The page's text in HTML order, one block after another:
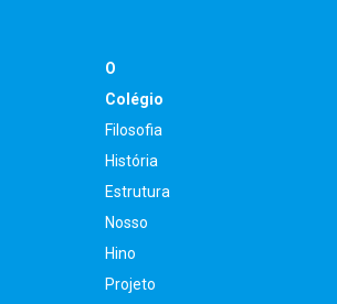
O
Colégio
Filosofia
História
Estrutura
Nosso
Hino
Projeto